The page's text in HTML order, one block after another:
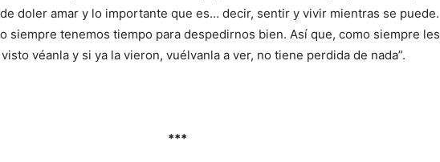
doler amar y lo importante que es… decir, sentir y vivir mientras se puede.
siempre tenemos tiempo para despedirnos bien. Así que, como siempre les
véanla y si ya la vieron, vuélvanla a ver, no tiene perdida de nada”.
***